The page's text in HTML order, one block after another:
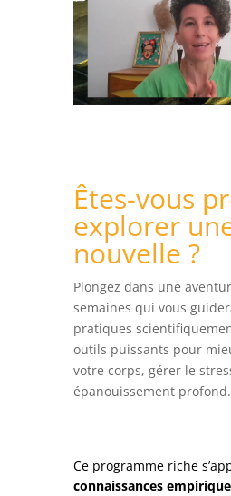
Êtes-vous
explorer
nouvelle ?
Plongez dans une
semaines qui vous
pratiques
outils puissants pour
votre corps, gérer le
épanouissement profond.
Ce programme riche
connaissances